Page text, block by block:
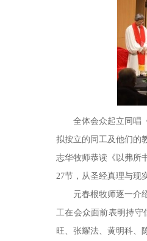
全体会众起立同唱
拟按立的同工及他们的
志华牧师恭读《以弗所
27节，从圣经真理与现
元春根牧师逐一介
工在会众面前表明持守
旺、张耀法、黄明科、